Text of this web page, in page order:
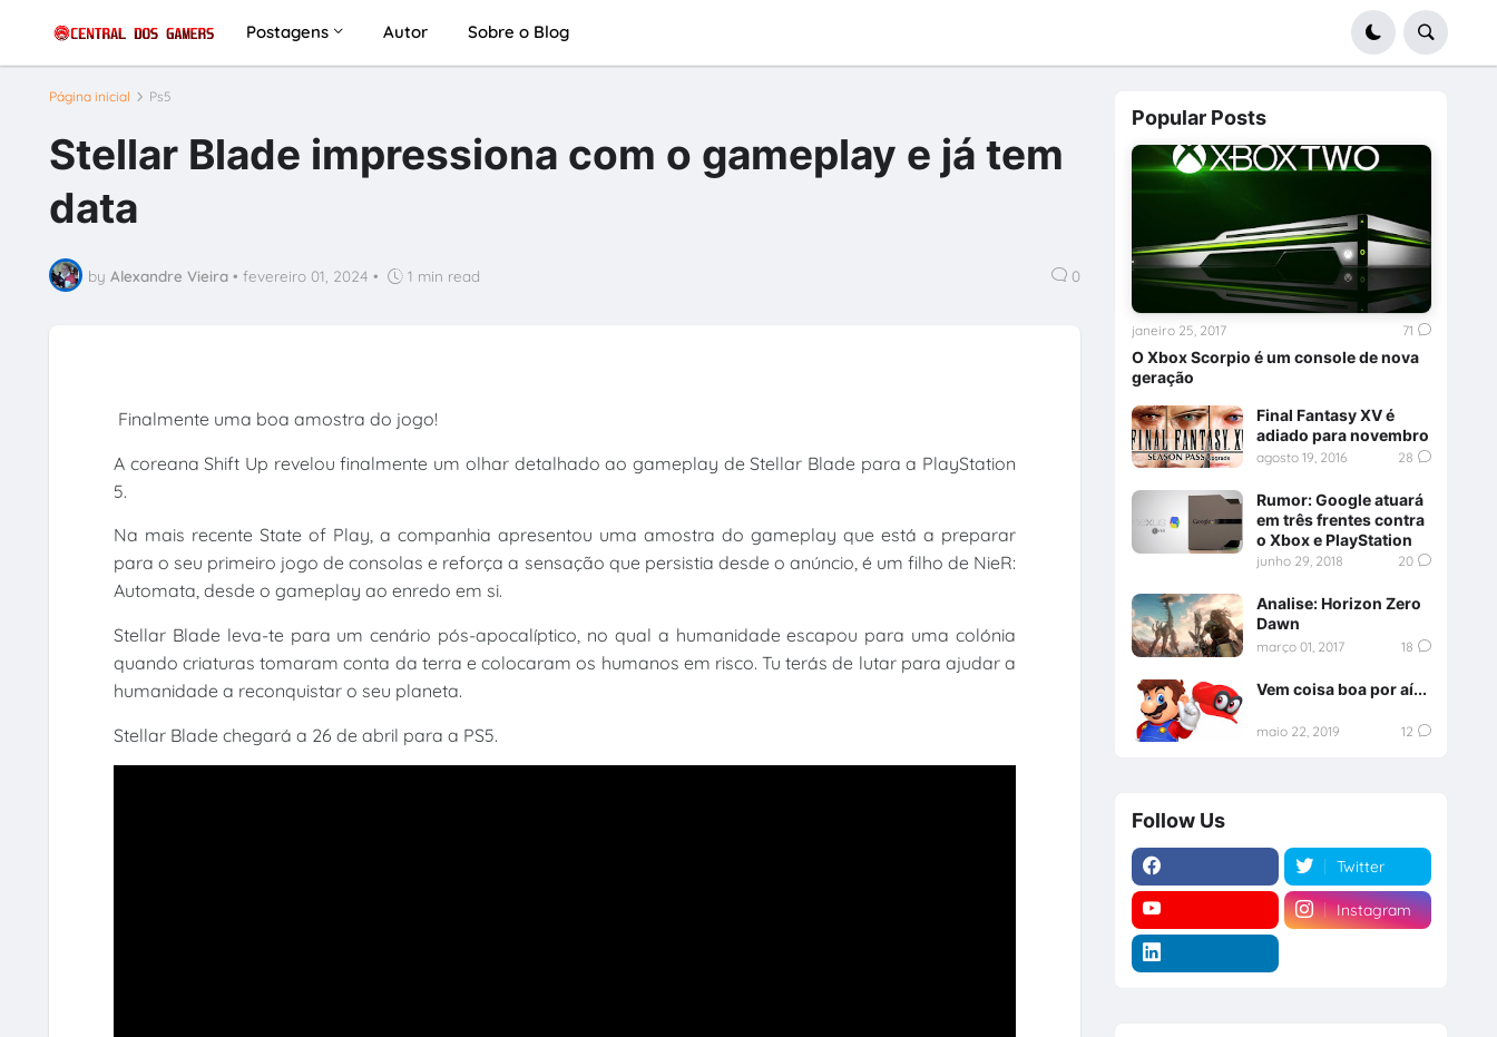
Postagens Autor Sobre o Blog
Página inicial Ps5
Stellar Blade impressiona com o gameplay e já tem
data
by Alexandre Vieira • fevereiro 01, 2024 • 1 min read 0
Finalmente uma boa amostra do jogo!
A coreana Shift Up revelou finalmente um olhar detalhado ao gameplay de Stellar Blade para a PlayStation
5.
Na mais recente State of Play, a companhia apresentou uma amostra do gameplay que está a preparar
para o seu primeiro jogo de consolas e reforça a sensação que persistia desde o anúncio, é um filho de NieR:
Automata, desde o gameplay ao enredo em si.
Stellar Blade leva-te para um cenário pós-apocalíptico, no qual a humanidade escapou para uma colónia
quando criaturas tomaram conta da terra e colocaram os humanos em risco. Tu terás de lutar para ajudar a
humanidade a reconquistar o seu planeta.
Stellar Blade chegará a 26 de abril para a PS5.
Popular Posts
O Xbox Scorpio é um console de nova
geração
janeiro 25, 2017 71
Final Fantasy XV é
adiado para novembro
agosto 19, 2016 28
Rumor: Google atuará
em três frentes contra
o Xbox e PlayStation
junho 29, 2018 20
Analise: Horizon Zero
Dawn
março 01, 2017 18
Vem coisa boa por aí...
maio 22, 2019 12
Follow Us
Twitter
Instagram